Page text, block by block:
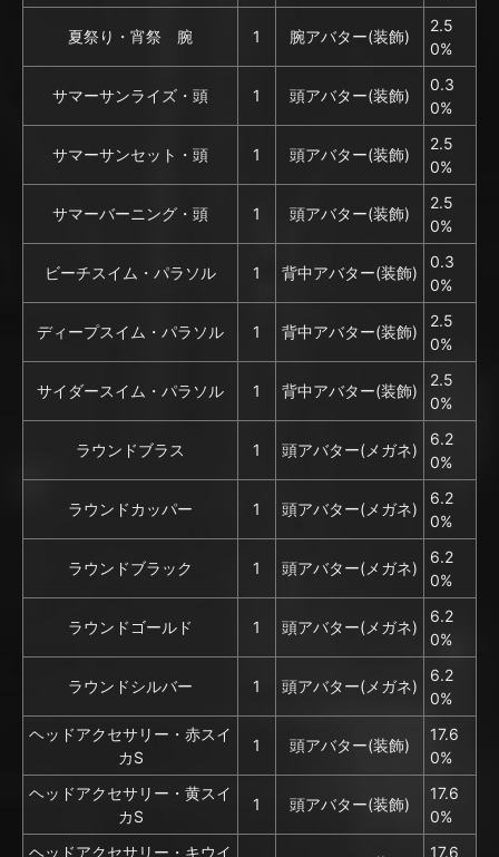
夏祭り・宵祭 腕 1 腕アバター(装飾)
2.5
0%
サマーサンライズ・頭 1 頭アバター(装飾)
0.3
0%
サマーサンセット・頭 1 頭アバター(装飾)
2.5
0%
サマーバーニング・頭 1 頭アバター(装飾)
2.5
0%
ビーチスイム・パラソル 1 背中アバター(装飾)
0.3
0%
ディープスイム・パラソル 1 背中アバター(装飾)
2.5
0%
サイダースイム・パラソル 1 背中アバター(装飾)
2.5
0%
ラウンドブラス 1 頭アバター(メガネ)
6.2
0%
ラウンドカッパー 1 頭アバター(メガネ)
6.2
0%
ラウンドブラック 1 頭アバター(メガネ)
6.2
0%
ラウンドゴールド 1 頭アバター(メガネ)
6.2
0%
ラウンドシルバー 1 頭アバター(メガネ)
6.2
0%
ヘッドアクセサリー・赤スイ
カS
1 頭アバター(装飾)
17.6
0%
ヘッドアクセサリー・黄スイ
カS
1 頭アバター(装飾)
17.6
0%
ヘッドアクセサリー・キウイ
17.6